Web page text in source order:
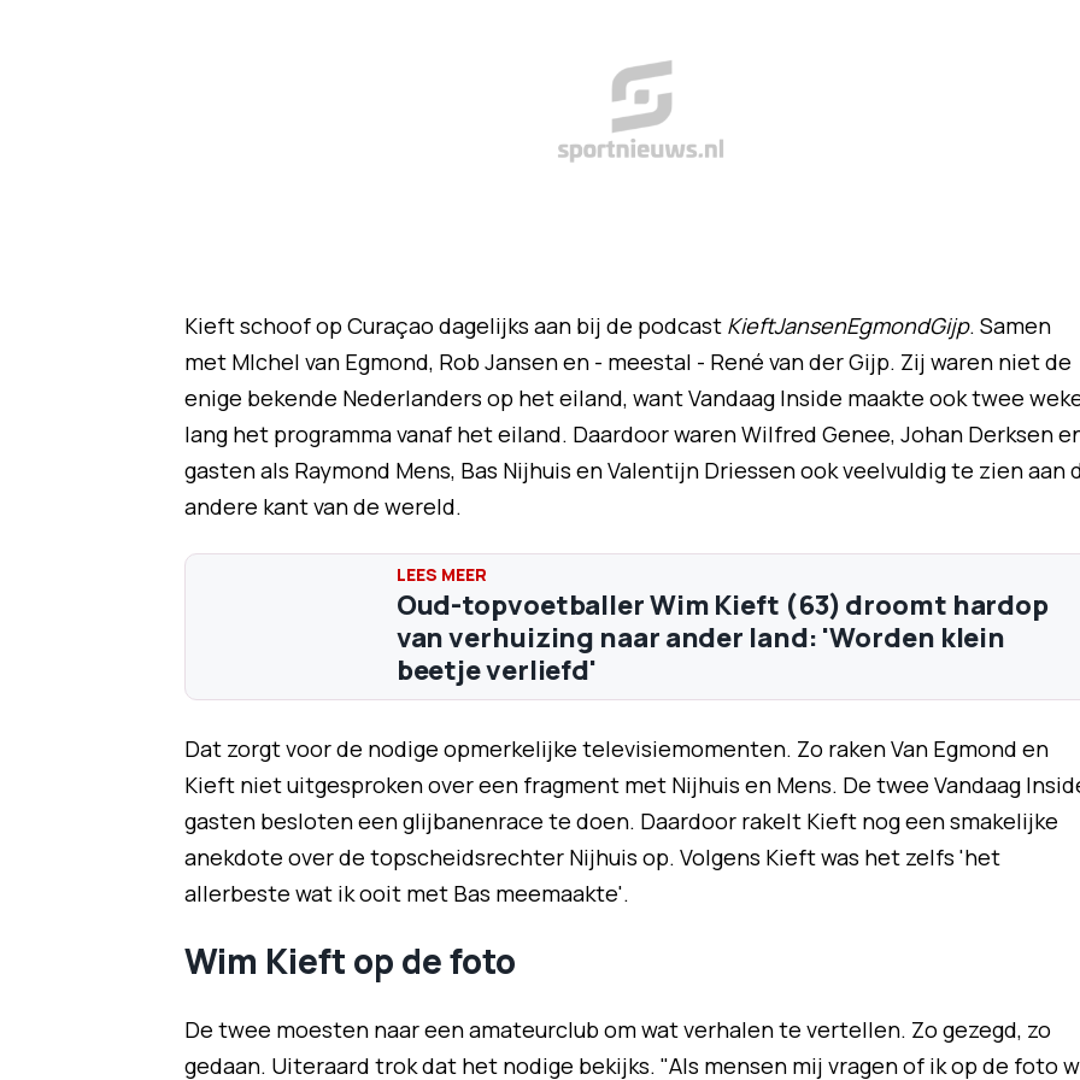
Kieft schoof op Curaçao dagelijks aan bij de podcast KieftJansenEgmondGijp. Samen
met MIchel van Egmond, Rob Jansen en - meestal - René van der Gijp. Zij waren niet de
enige bekende Nederlanders op het eiland, want Vandaag Inside maakte ook twee
lang het programma vanaf het eiland. Daardoor waren Wilfred Genee, Johan Derksen
gasten als Raymond Mens, Bas Nijhuis en Valentijn Driessen ook veelvuldig te zien aan
andere kant van de wereld.
Oud-topvoetballer Wim Kieft (63) droomt hardop
van verhuizing naar ander land: 'Worden klein
beetje verliefd'
Dat zorgt voor de nodige opmerkelijke televisiemomenten. Zo raken Van Egmond en
Kieft niet uitgesproken over een fragment met Nijhuis en Mens. De twee Vandaag
gasten besloten een glijbanenrace te doen. Daardoor rakelt Kieft nog een smakelijke
anekdote over de topscheidsrechter Nijhuis op. Volgens Kieft was het zelfs 'het
allerbeste wat ik ooit met Bas meemaakte'.
Wim Kieft op de foto
De twee moesten naar een amateurclub om wat verhalen te vertellen. Zo gezegd, zo
gedaan. Uiteraard trok dat het nodige bekijks. "Als mensen mij vragen of ik op de foto